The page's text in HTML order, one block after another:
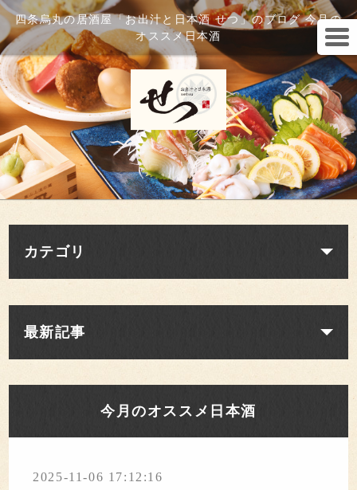
四条烏丸の居酒屋「お出汁と日本酒 せつ」のブログ 今月の
オススメ日本酒
カテゴリ
最新記事
今月のオススメ日本酒
2025-11-06 17:12:16